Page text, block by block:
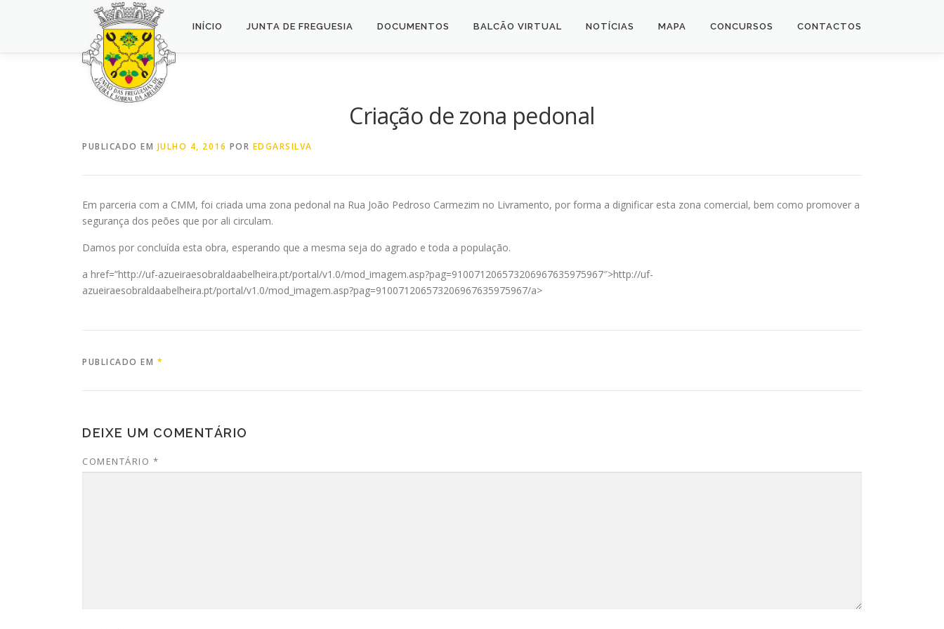
INÍCIO JUNTA DE FREGUESIA DOCUMENTOS BALCÃO VIRTUAL NOTÍCIAS MAPA CONCURSOS CONTACTOS
Criação de zona pedonal
PUBLICADO EM JULHO 4, 2016 POR EDGARSILVA
Em parceria com a CMM, foi criada uma zona pedonal na Rua João Pedroso Carmezim no Livramento, por forma a dignificar esta zona comercial, bem como promover a
segurança dos peões que por ali circulam.
Damos por concluída esta obra, esperando que a mesma seja do agrado e toda a população.
a href=”http://uf-azueiraesobraldaabelheira.pt/portal/v1.0/mod_imagem.asp?pag=910071206573206967635975967″>http://uf-
azueiraesobraldaabelheira.pt/portal/v1.0/mod_imagem.asp?pag=910071206573206967635975967/a>
PUBLICADO EM *
DEIXE UM COMENTÁRIO
COMENTÁRIO *